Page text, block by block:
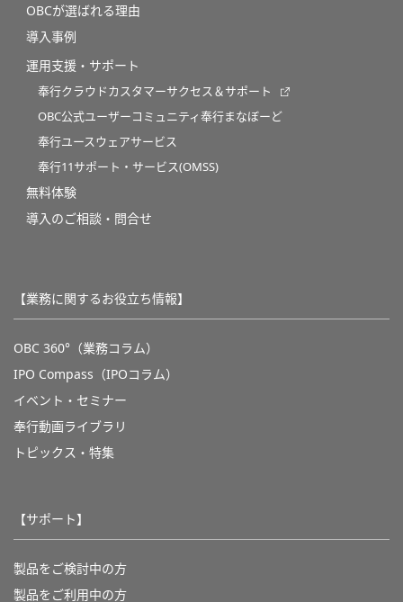
OBCが選ばれる理由
導入事例
運用支援・サポート
奉行クラウドカスタマーサクセス＆サポート
OBC公式ユーザーコミュニティ奉行まなぼーど
奉行ユースウェアサービス
奉行11サポート・サービス(OMSS)
無料体験
導入のご相談・問合せ
【業務に関するお役立ち情報】
OBC 360°（業務コラム）
IPO Compass（IPOコラム）
イベント・セミナー
奉行動画ライブラリ
トピックス・特集
【サポート】
製品をご検討中の方
製品をご利用中の方